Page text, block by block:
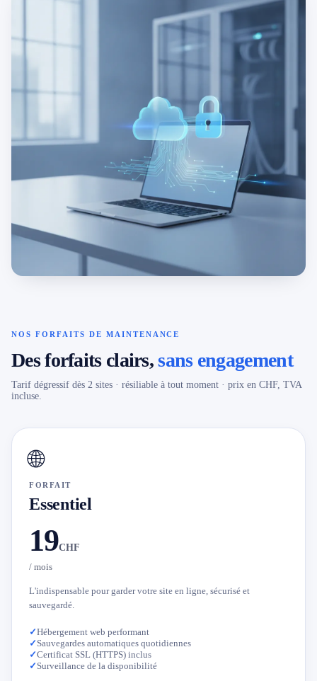
NOS FORFAITS DE MAINTENANCE
Des forfaits clairs,sans engagement
Tarif dégressif dès 2 sites · résiliable à tout moment · prix en CHF, TVA
incluse.
🌐
FORFAIT
Essentiel
19CHF
/ mois
L'indispensable pour garder votre site en ligne, sécurisé et
sauvegardé.
✓Hébergement web performant
✓ Sauvegardes automatiques quotidiennes
✓Certificat SSL (HTTPS) inclus
✓ Surveillance de la disponibilité